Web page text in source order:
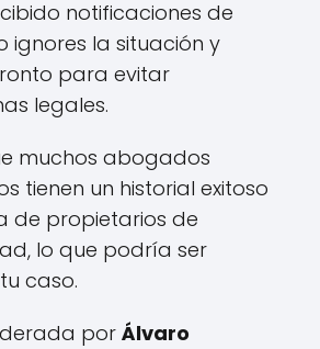
notificaciones de
ignores la situación y
para evitar
legales.
muchos abogados
tienen un historial exitoso
de propietarios de
lo que podría ser
caso.
porÁlvaro